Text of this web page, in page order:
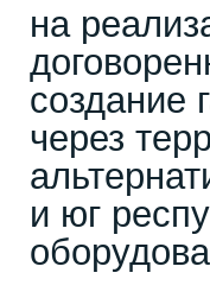
на
создание
через
и юг